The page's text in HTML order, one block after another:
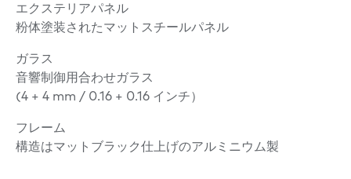
エクステリアパネル
粉体塗装されたマットスチールパネル
ガラス
音響制御用合わせガラス
(4 + 4 mm / 0.16 + 0.16 インチ）
フレーム
構造はマットブラック仕上げのアルミニウム製